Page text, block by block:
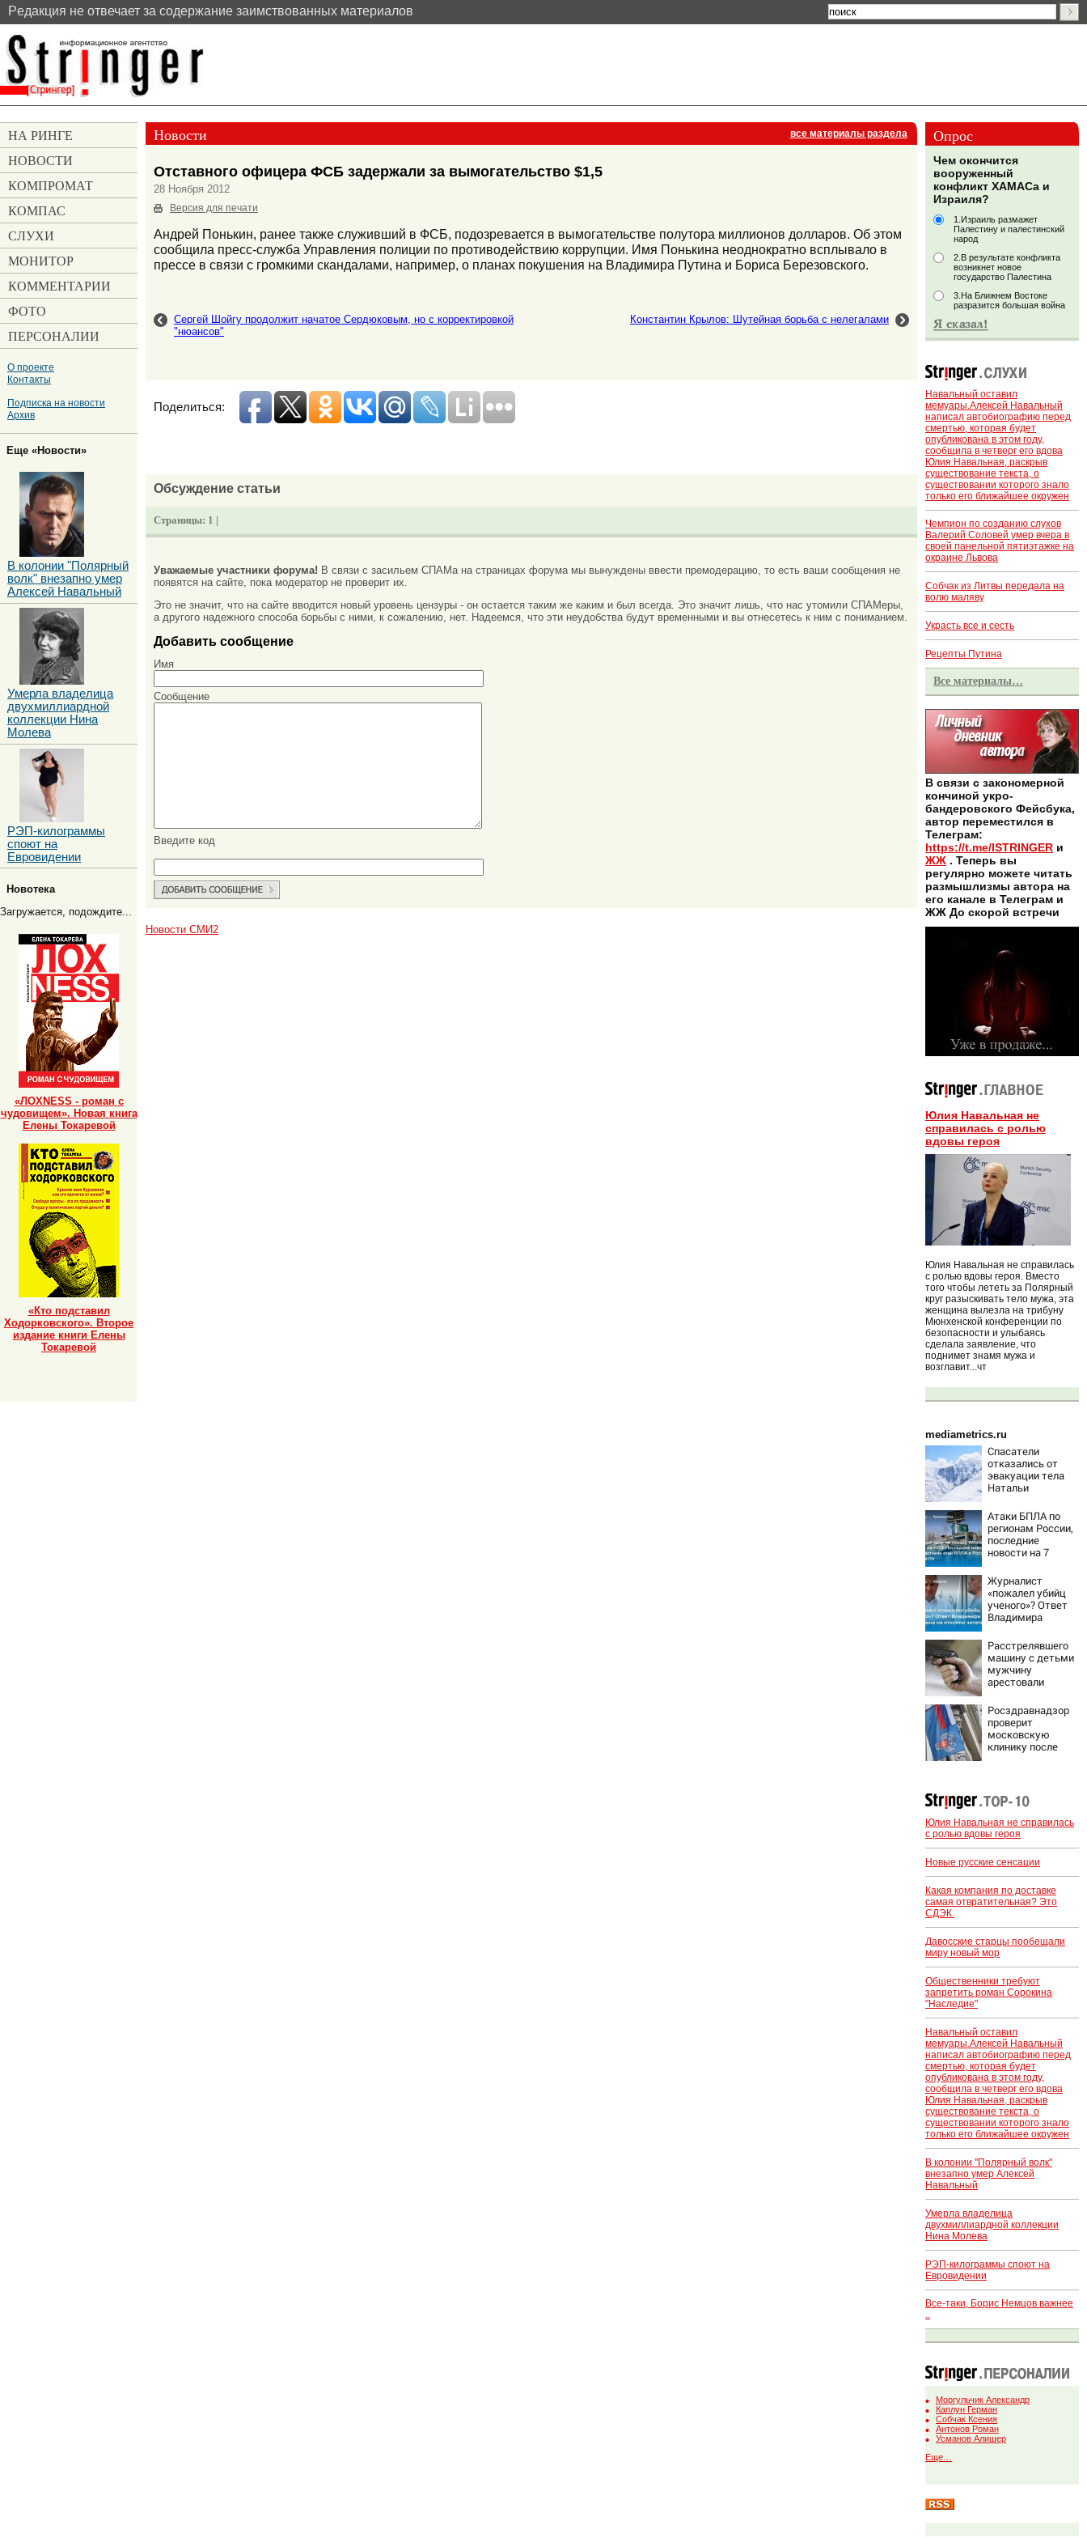
Pедакция не отвечает за содержание заимствованных материалов
Новости все материалы раздела
Отставного офицера ФСБ задержали за вымогательство $1,5
28 Ноября 2012
Версия для печати
Андрей Понькин, ранее также служивший в ФСБ, подозревается в вымогательстве полутора миллионов долларов. Об этом
сообщила пресс-служба Управления полиции по противодействию коррупции. Имя Понькина неоднократно всплывало в
прессе в связи с громкими скандалами, например, о планах покушения на Владимира Путина и Бориса Березовского.
Сергей Шойгу продолжит начатое Сердюковым, но с корректировкой
"нюансов"
Константин Крылов: Шутейная борьба с нелегалами
Поделиться:
Обсуждение статьи
Страницы: 1 |
Уважаемые участники форума! В связи с засильем СПАМа на страницах форума мы вынуждены ввести премодерацию, то есть ваши сообщения не
появятся на сайте, пока модератор не проверит их.
Это не значит, что на сайте вводится новый уровень цензуры - он остается таким же каким и был всегда. Это значит лишь, что нас утомили СПАМеры,
а другого надежного способа борьбы с ними, к сожалению, нет. Надеемся, что эти неудобства будут временными и вы отнесетесь к ним с пониманием.
Добавить сообщение
Имя
Сообщение
Введите код
Новости СМИ2
Опрос
Чем окончится
вооруженный
конфликт ХАМАСа и
Израиля?
1.Израиль размажет
Палестину и палестинский
народ
2.В результате конфликта
возникнет новое
государство Палестина
3.На Ближнем Востоке
разразится большая война
Навальный оставил
мемуары.Алексей Навальный
написал автобиографию перед
смертью, которая будет
опубликована в этом году,
сообщила в четверг его вдова
Юлия Навальная, раскрыв
существование текста, о
существовании которого знало
только его ближайшее окружен
Чемпион по созданию слухов
Валерий Соловей умер вчера в
своей панельной пятиэтажке на
окраине Львова
Собчак из Литвы передала на
волю маляву
Украсть все и сесть
Рецепты Путина
Все материалы…
В связи с закономерной
кончиной укро-
бандеровского Фейсбука,
автор переместился в
Телеграм:
https://t.me/ISTRINGER и
ЖЖ . Теперь вы
регулярно можете читать
размышлизмы автора на
его канале в Телеграм и
ЖЖ До скорой встречи
Юлия Навальная не
справилась с ролью
вдовы героя
Юлия Навальная не справилась
с ролью вдовы героя. Вместо
того чтобы лететь за Полярный
круг разыскивать тело мужа, эта
женщина вылезла на трибуну
Мюнхенской конференции по
безопасности и улыбаясь
сделала заявление, что
поднимет знамя мужа и
возглавит...чт
mediametrics.ru
Спасатели
отказались от
эвакуации тела
Натальи
семитысячника
Атаки БПЛА по
регионам России,
последние
новости на 7
последствия,
атаки на склады
Wildberries,
состояние
пострадавших
Журналист
«пожалел убийц
ученого»? Ответ
Владимира
отклики
читателей
Расстрелявшего
машину с детьми
мужчину
арестовали
Росздравнадзор
проверит
московскую
клинику после
Юлия Навальная не справилась
с ролью вдовы героя
Новые русские сенсации
Какая компания по доставке
самая отвратительная? Это
СДЭК.
Давосские старцы пообещали
миру новый мор
Общественники требуют
запретить роман Сорокина
"Наследие"
Навальный оставил
мемуары.Алексей Навальный
написал автобиографию перед
смертью, которая будет
опубликована в этом году,
сообщила в четверг его вдова
Юлия Навальная, раскрыв
существование текста, о
существовании которого знало
только его ближайшее окружен
В колонии "Полярный волк"
внезапно умер Алексей
Навальный
Умерла владелица
двухмиллиардной коллекции
Нина Молева
РЭП-килограммы споют на
Евровидении
Все-таки, Борис Немцов важнее
..
Моргульчик Александр
Каплун Герман
Собчак Ксения
Антонов Роман
Усманов Алишер
Еще…
НА РИНГЕ
НОВОСТИ
КОМПРОМАТ
КОМПАС
СЛУХИ
МОНИТОР
КОММЕНТАРИИ
ФОТО
ПЕРСОНАЛИИ
О проекте
Контакты
Подписка на новости
Архив
Еще «Новости»
В колонии "Полярный
волк" внезапно умер
Алексей Навальный
Умерла владелица
двухмиллиардной
коллекции Нина
Молева
РЭП-килограммы
споют на
Евровидении
Новотека
Загружается, подождите...
«ЛОХNESS - роман с
чудовищем». Новая книга
Елены Токаревой
«Кто подставил
Ходорковского». Второе
издание книги Елены
Токаревой